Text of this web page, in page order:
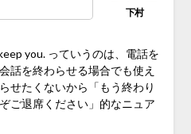
you. っていうのは、電話を
話を終わらせる場合でも使え
せたくないから「もう終わり
ご退席ください」的なニュア